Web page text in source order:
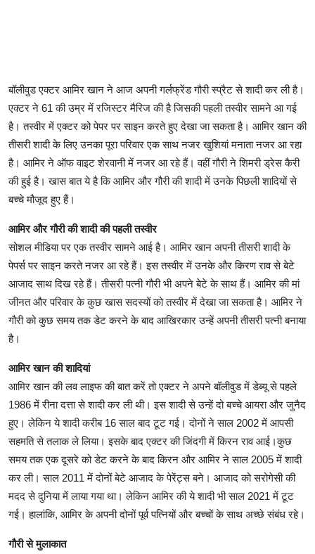
बॉलीवुड एक्टर आमिर खान ने आज अपनी गर्लफ्रेंड गौरी स्प्रैट से शादी कर ली है।
एक्टर ने 61 की उम्र में रजिस्टर मैरिज की है जिसकी पहली तस्वीर सामने आ गई
है। तस्वीर में एक्टर को पेपर पर साइन करते हुए देखा जा सकता है। आमिर खान की
तीसरी शादी के लिए उनका पूरा परिवार एक साथ नजर खुशियां मनाता नजर आ रहा
है। आमिर ने ऑफ वाइट शेरवानी में नजर आ रहे हैं। वहीं गौरी ने शिमरी ड्रेस कैरी
की हुई है। खास बात ये है कि आमिर और गौरी की शादी में उनके पिछली शादियों से
बच्चे मौजूद हुए हैं।
आमिर और गौरी की शादी की पहली तस्वीर
सोशल मीडिया पर एक तस्वीर सामने आई है। आमिर खान अपनी तीसरी शादी के
पेपर्स पर साइन करते नजर आ रहे हैं। इस तस्वीर में उनके और किरण राव से बेटे
आजाद साथ दिख रहे हैं। तीसरी पत्नी गौरी भी अपने बेटे के साथ हैं। आमिर की मां
जीनत और परिवार के कुछ खास सदस्यों को तस्वीर में देखा जा सकता है। आमिर ने
गौरी को कुछ समय तक डेट करने के बाद आखिरकार उन्हें अपनी तीसरी पत्नी बनाया
है।
आमिर खान की शादियां
आमिर खान की लव लाइफ की बात करें तो एक्टर ने अपने बॉलीवुड में डेब्यू से पहले
1986 में रीना दत्ता से शादी कर ली थी। इस शादी से उन्हें दो बच्चे आयरा और जुनैद
हुए। लेकिन ये शादी करीब 16 साल बाद टूट गई। दोनों ने साल 2002 में आपसी
सहमति से तलाक ले लिया। इसके बाद एक्टर की जिंदगी में किरन राव आई।कुछ
समय तक एक दूसरे को डेट करने के बाद किरन और आमिर ने साल 2005 में शादी
कर ली। साल 2011 में दोनों बेटे आजाद के पेरेंट्स बने। आजाद को सरोगेसी की
मदद से दुनिया में लाया गया था। लेकिन आमिर की ये शादी भी साल 2021 में टूट
गई। हालांकि, आमिर के अपनी दोनों पूर्व पत्नियों और बच्चों के साथ अच्छे संबंध रहे।
गौरी से मुलाकात